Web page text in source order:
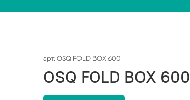
арт. OSQ FOLD BOX 600
OSQ FOLD BOX 600